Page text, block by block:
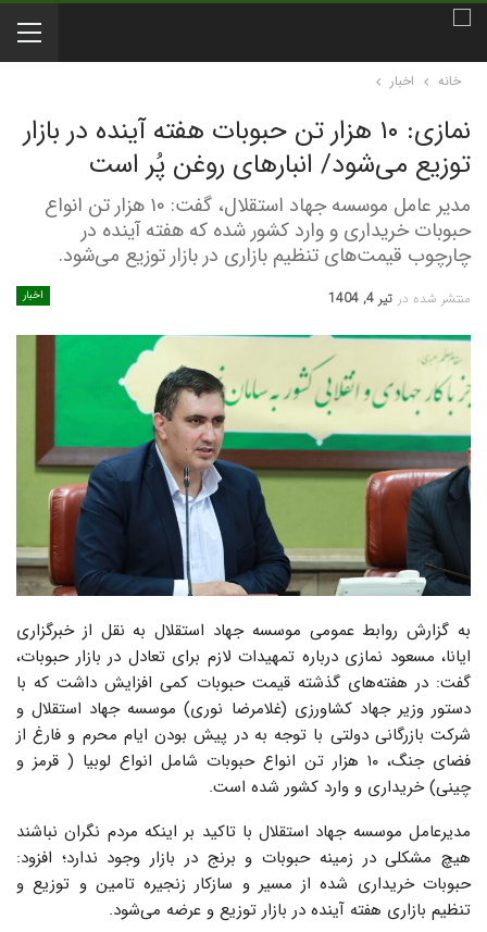
خانه اخبار
نمازی: ۱۰ هزار تن حبوبات هفته آینده در بازار
توزیع می‌شود/ انبارهای روغن پُر است
مدیر عامل موسسه جهاد استقلال، گفت: ١٠ هزار تن انواع
حبوبات خریداری و وارد کشور شده که هفته آینده در
چارچوب قیمت‌های تنظیم بازاری در بازار توزیع می‌شود.
اخبار منتشر شده در تیر 4, 1404
به گزارش روابط عمومی موسسه جهاد استقلال به نقل از خبرگزاری
ایانا، مسعود نمازی درباره تمهیدات لازم برای تعادل در بازار حبوبات،
گفت: در هفته‌های گذشته قیمت حبوبات کمی افزایش داشت که با
دستور وزیر جهاد کشاورزی (غلامرضا نوری) موسسه جهاد استقلال و
شرکت بازرگانی دولتی با توجه به در پیش بودن ایام محرم و فارغ از
فضای جنگ، ۱۰ هزار تن انواع حبوبات شامل انواع لوبیا ( قرمز و
چینی) خریداری و وارد کشور شده است.
مدیرعامل موسسه جهاد استقلال با تاکید بر اینکه مردم نگران نباشند
هیچ مشکلی در زمینه حبوبات و برنج در بازار وجود ندارد؛ افزود:
حبوبات خریداری شده از مسیر و سازکار زنجیره تامین و توزیع و
تنظیم بازاری هفته آینده در بازار توزیع و عرضه می‌شود.